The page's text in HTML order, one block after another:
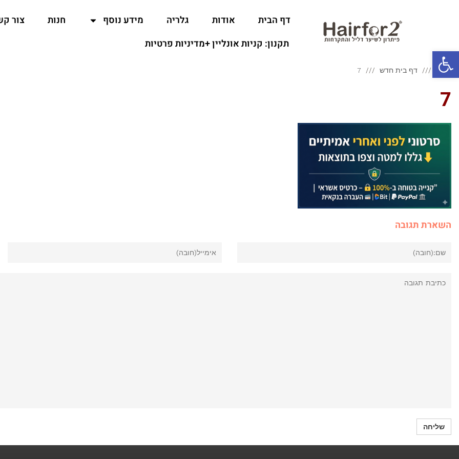
דף הבית אודות גלריה מידע נוסף חנות
צור
תקנון: קניות אונליין +מדיניות פרטיות
ראשי דף בית חדש 7
7
השארת תגובה
פתח סרגל נגישות